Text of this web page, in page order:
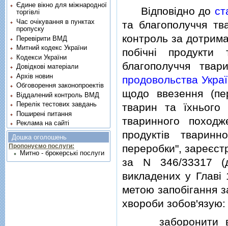
Вiдповiдно до
та благополуччя
контроль за
побiчнi продукти
благополуччя
продовольства
щодо ввезення
тварин та їхнього
тваринного
продуктiв
переробки",
за N 346/33317
викладених у Главi
метою запобiгання
хвороби зобов'язую:
заборонити
Єдине вікно для міжнародної
торгівлі
Час очікування в пунктах
пропуску
Перевірити ВМД
Митний кодекс України
Кодекси України
Довідкові матеріали
Архів новин
Обговорення законопроектів
Віддалений контроль ВМД
Перелік тестових завдань
Поширені питання
Реклама на сайті
Дошка оголошень
Пропонуємо послуги:
Митно - брокерські послуги